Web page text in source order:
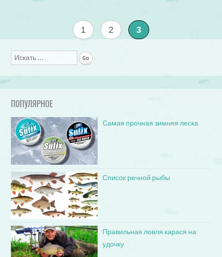
1 2 3
Поиск
ПОПУЛЯРНОЕ
Самая прочная зимняя леска
Список речной рыбы
Правильная ловля карася на
удочку